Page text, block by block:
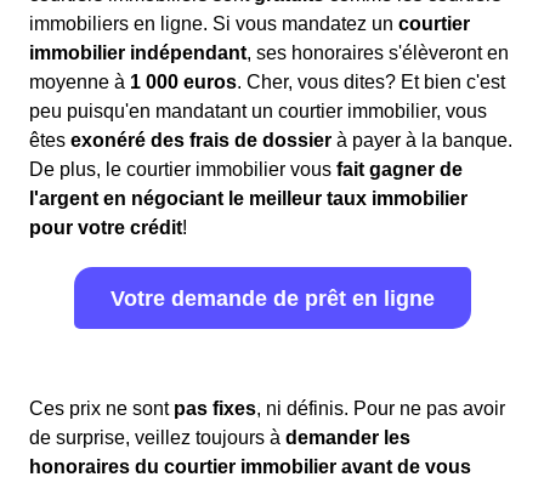
immobiliers en ligne. Si vous mandatez un courtier
immobilier indépendant, ses honoraires s'élèveront en
moyenne à 1 000 euros. Cher, vous dites? Et bien c'est
peu puisqu'en mandatant un courtier immobilier, vous
êtes exonéré des frais de dossier à payer à la banque.
De plus, le courtier immobilier vous fait gagner de
l'argent en négociant le meilleur taux immobilier
pour votre crédit!
Votre demande de prêt en ligne
Ces prix ne sont pas fixes, ni définis. Pour ne pas avoir
de surprise, veillez toujours à demander les
honoraires du courtier immobilier avant de vous